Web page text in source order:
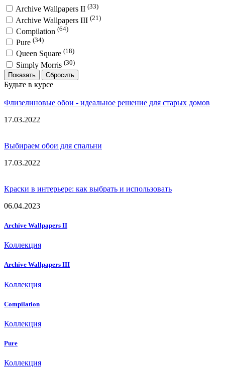
Archive Wallpapers II (33)
Archive Wallpapers III (21)
Compilation (64)
Pure (34)
Queen Square (18)
Simply Morris (30)
Показать
Будьте в курсе
Флизелиновые обои - идеальное решение для старых домов
17.03.2022
Выбираем обои для спальни
17.03.2022
Краски в интерьере: как выбрать и использовать
06.04.2023
Archive Wallpapers II
Коллекция
Archive Wallpapers III
Коллекция
Compilation
Коллекция
Pure
Коллекция